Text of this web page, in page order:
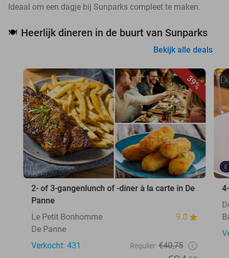
Ideaal om een dagje bij Sunparks compleet te maken.
🍽️ Heerlijk dineren in de buurt van Sunparks
Bekijk alle deals
39%
2- of 3-gangenlunch of -diner à la carte in De
Panne
Le Petit Bonhomme
9.0
De Panne
Verkocht: 431
Regulier €40,75